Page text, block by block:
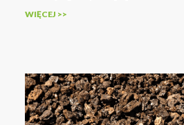
WIĘCEJ >>